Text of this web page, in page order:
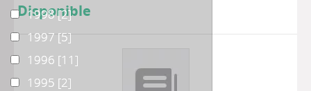
Disponible
19981998[2]
19971997 [5]
19961996 [11]
19951995 [2]